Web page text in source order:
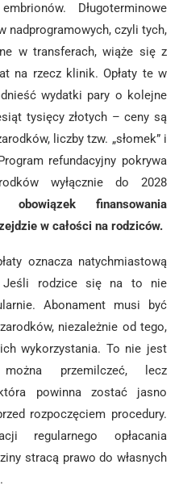
Długoterminowe
nadprogramowych, czyli tych,
w transferach, wiąże się z
na rzecz klinik. Opłaty te w
wydatki pary o kolejne
tysięcy złotych – ceny są
liczby tzw. „słomek” i
refundacyjny pokrywa
wyłącznie do 2028
finansowania
w całości na rodziców.
oznacza natychmiastową
Jeśli rodzice się na to nie
Abonament musi być
niezależnie od tego,
wykorzystania. To nie jest
przemilczeć, lecz
powinna zostać jasno
rozpoczęciem procedury.
regularnego opłacania
stracą prawo do własnych